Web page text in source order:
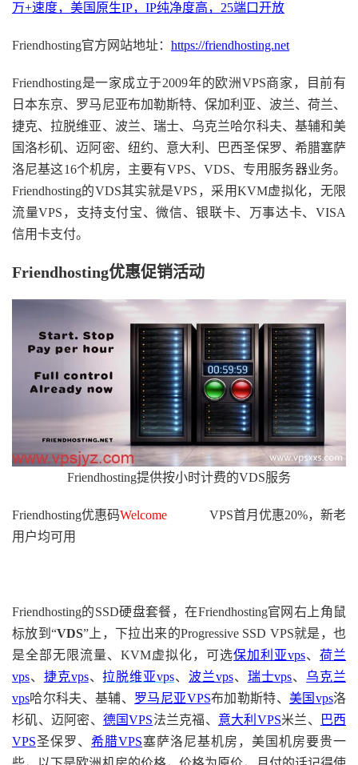
万+速度，美国原生IP，IP纯净度高，25端口开放
Friendhosting官方网站地址： https://friendhosting.net
Friendhosting是一家成立于2009年的欧洲VPS商家，目前有
日本东京、罗马尼亚布加勒斯特、保加利亚、波兰、荷兰、
捷克、拉脱维亚、波兰、瑞士、乌克兰哈尔科夫、基辅和美
国洛杉矶、迈阿密、纽约、意大利、巴西圣保罗、希腊塞萨
洛尼基这16个机房，主要有VPS、VDS、专用服务器业务。
Friendhosting的VDS其实就是VPS，采用KVM虚拟化，无限
流量VPS，支持支付宝、微信、银联卡、万事达卡、VISA
信用卡支付。
Friendhosting优惠促销活动
Friendhosting提供按小时计费的VDS服务
Friendhosting优惠码Welcome
VPS首月优惠20%，新老
用户均可用
Friendhosting的SSD硬盘套餐，在Friendhosting官网右上角鼠
标放到“VDS”上，下拉出来的Progressive SSD VPS就是，也
是全部无限流量、KVM虚拟化，可选保加利亚vps、 荷兰
vps、 捷克vps、拉脱维亚vps、 波兰vps、 瑞士vps、 乌克兰
vps哈尔科夫、基辅、 罗马尼亚VPS布加勒斯特、 美国vps洛
杉矶、迈阿密、 德国VPS法兰克福、 意大利VPS米兰、
巴西
VPS圣保罗、 希腊VPS塞萨洛尼基机房，美国机房要贵一